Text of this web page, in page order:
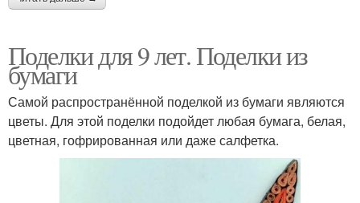
Поделки для 9 лет. Поделки из
бумаги
Самой распространённой поделкой из бумаги являются
цветы. Для этой поделки подойдет любая бумага, белая,
цветная, гофрированная или даже салфетка.